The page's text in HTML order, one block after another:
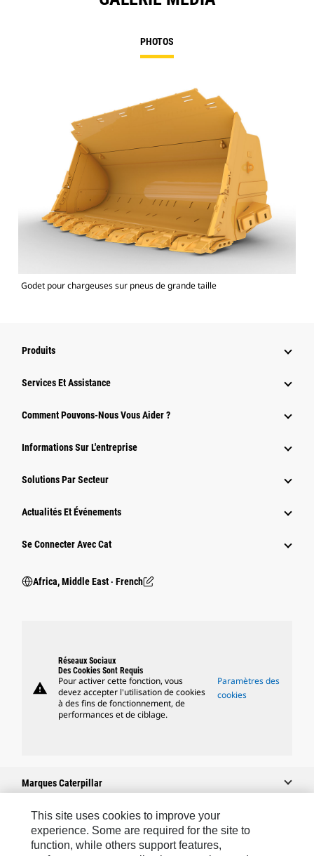
PHOTOS
Godet pour chargeuses sur pneus de grande taille
Produits
Services Et Assistance
Comment Pouvons-Nous Vous Aider ?
Informations Sur L'entreprise
Solutions Par Secteur
Actualités Et Événements
Se Connecter Avec Cat
Africa, Middle East ‧ French
warning
Réseaux Sociaux
Des Cookies Sont Requis
Pour activer cette fonction, vous
devez accepter l'utilisation de cookies
à des fins de fonctionnement, de
performances et de ciblage.
Paramètres des
cookies
Marques Caterpillar
Caterpillar.com
This site uses cookies to improve your
experience. Some are required for the site to
function, while others support features,